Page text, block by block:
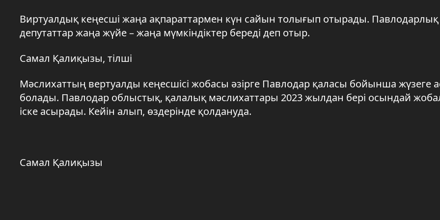
Виртуалдық кеңесші жаңа ақпараттармен күн сайын толығып отырады. Павлодарлық
депутаттар жаңа жүйе – жаңа мүмкіндіктер береді деп отыр.
Самал Қалиқызы, тілші
Мәслихаттың вертуалды кеңесшісі жобасы әзірге Павлодар қаласы бойынша жүзеге
болады. Павлодар облыстық, қалалық мәслихаттары 2023 жылдан бері осындай
іске асырады. Кейін алып, өздерінде қолдануда.
Самал Қалиқызы